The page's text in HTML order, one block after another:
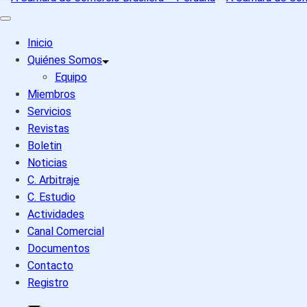
Inicio
Quiénes Somos
Equipo
Miembros
Servicios
Revistas
Boletin
Noticias
C. Arbitraje
C. Estudio
Actividades
Canal Comercial
Documentos
Contacto
Registro